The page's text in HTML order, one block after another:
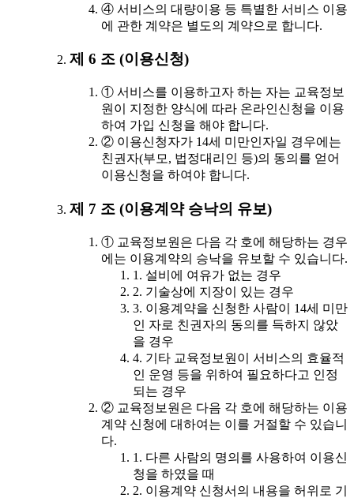
④ 서비스의 대량이용 등 특별한 서비스 이용
에 관한 계약은 별도의 계약으로 합니다.
제 6 조 (이용신청)
① 서비스를 이용하고자 하는 자는 교육정보
원이 지정한 양식에 따라 온라인신청을 이용
하여 가입 신청을 해야 합니다.
② 이용신청자가 14세 미만인자일 경우에는
친권자(부모, 법정대리인 등)의 동의를 얻어
이용신청을 하여야 합니다.
제 7 조 (이용계약 승낙의 유보)
① 교육정보원은 다음 각 호에 해당하는 경우
에는 이용계약의 승낙을 유보할 수 있습니다.
1. 설비에 여유가 없는 경우
2. 기술상에 지장이 있는 경우
3. 이용계약을 신청한 사람이 14세 미만
인 자로 친권자의 동의를 득하지 않았
을 경우
4. 기타 교육정보원이 서비스의 효율적
인 운영 등을 위하여 필요하다고 인정
되는 경우
② 교육정보원은 다음 각 호에 해당하는 이용
계약 신청에 대하여는 이를 거절할 수 있습니
다.
1. 다른 사람의 명의를 사용하여 이용신
청을 하였을 때
2. 이용계약 신청서의 내용을 허위로 기